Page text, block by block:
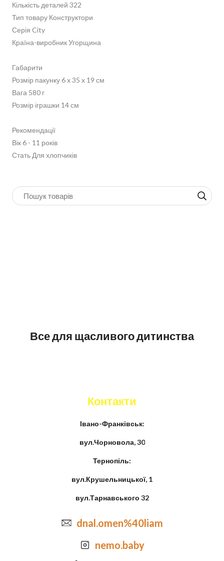
Кількість деталей 322
Тип товару Конструктори
Серія City
Країна-виробник Угорщина
Габарити
Розмір пакунку 6 x 35 x 19 см
Вага 580 г
Розмір іграшки 14 см
Рекомендації
Вік 6 - 11 років
Стать Для хлопчиків
Все для щасливого дитинства
Контакти
Івано-Франківськ:
вул.Чорновола, 30
Тернопіль:
вул.Крушельницької, 1
вул.Тарнавського 32
dnal.omen%40liam
nemo.baby